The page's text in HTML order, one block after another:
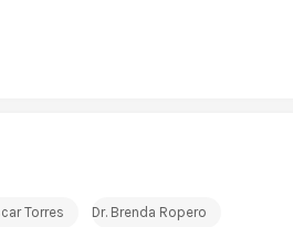
Torres Dr. Brenda Ropero